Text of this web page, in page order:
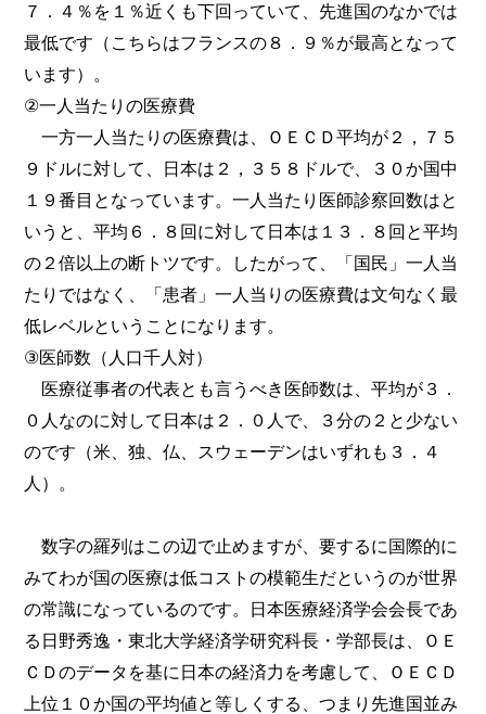
７．４％を１％近くも下回っていて、先進国のなかでは
最低です（こちらはフランスの８．９％が最高となって
います）。
②一人当たりの医療費
一方一人当たりの医療費は、ＯＥＣＤ平均が２，７５
９ドルに対して、日本は２，３５８ドルで、３０か国中
１９番目となっています。一人当たり医師診察回数はと
いうと、平均６．８回に対して日本は１３．８回と平均
の２倍以上の断トツです。したがって、「国民」一人当
たりではなく、「患者」一人当りの医療費は文句なく最
低レベルということになります。
③医師数（人口千人対）
医療従事者の代表とも言うべき医師数は、平均が３．
０人なのに対して日本は２．０人で、３分の２と少ない
のです（米、独、仏、スウェーデンはいずれも３．４
人）。
数字の羅列はこの辺で止めますが、要するに国際的に
みてわが国の医療は低コストの模範生だというのが世界
の常識になっているのです。日本医療経済学会会長であ
る日野秀逸・東北大学経済学研究科長・学部長は、ＯＥ
ＣＤのデータを基に日本の経済力を考慮して、ＯＥＣＤ
上位１０か国の平均値と等しくする、つまり先進国並み